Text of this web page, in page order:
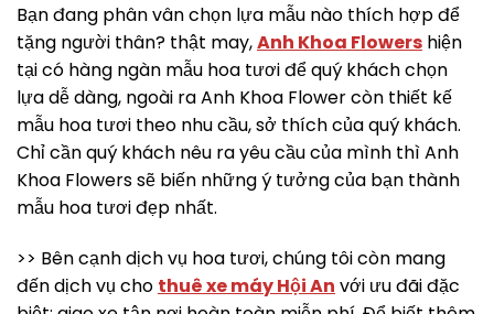
Bạn đang phân vân chọn lựa mẫu nào thích hợp để
tặng người thân? thật may,Anh Khoa Flowers hiện
tại có hàng ngàn mẫu hoa tươi để quý khách chọn
lựa dễ dàng, ngoài ra Anh Khoa Flower còn thiết kế
mẫu hoa tươi theo nhu cầu, sở thích của quý khách.
Chỉ cần quý khách nêu ra yêu cầu của mình thì Anh
Khoa Flowers sẽ biến những ý tưởng của bạn thành
mẫu hoa tươi đẹp nhất.
>> Bên cạnh dịch vụ hoa tươi, chúng tôi còn mang
đến dịch vụ cho thuê xe máy Hội An với ưu đãi đặc